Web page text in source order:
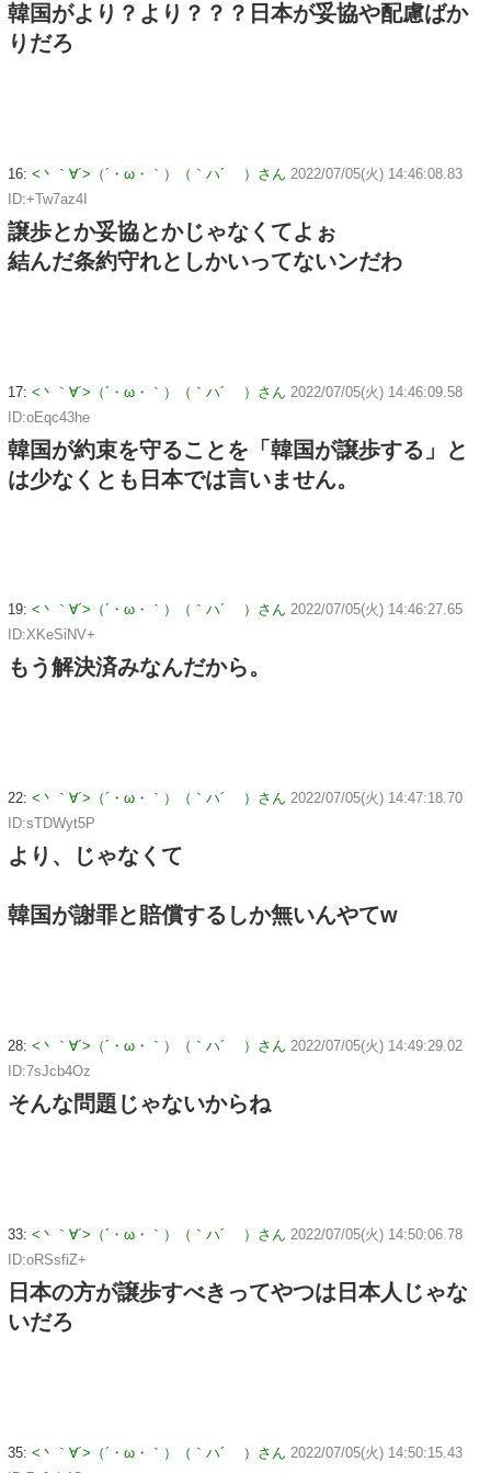
韓国がより？より？？？日本が妥協や配慮ばか
りだろ
16: <丶｀∀´>（´・ω・｀）（｀ハ´ ）さん 2022/07/05(火) 14:46:08.83
ID:+Tw7az4I
譲歩とか妥協とかじゃなくてよぉ
結んだ条約守れとしかいってないンだわ
17: <丶｀∀´>（´・ω・｀）（｀ハ´ ）さん 2022/07/05(火) 14:46:09.58
ID:oEqc43he
韓国が約束を守ることを「韓国が譲歩する」と
は少なくとも日本では言いません。
19: <丶｀∀´>（´・ω・｀）（｀ハ´ ）さん 2022/07/05(火) 14:46:27.65
ID:XKeSiNV+
もう解決済みなんだから。
22: <丶｀∀´>（´・ω・｀）（｀ハ´ ）さん 2022/07/05(火) 14:47:18.70
ID:sTDWyt5P
より、じゃなくて
韓国が謝罪と賠償するしか無いんやてw
28: <丶｀∀´>（´・ω・｀）（｀ハ´ ）さん 2022/07/05(火) 14:49:29.02
ID:7sJcb4Oz
そんな問題じゃないからね
33: <丶｀∀´>（´・ω・｀）（｀ハ´ ）さん 2022/07/05(火) 14:50:06.78
ID:oRSsfiZ+
日本の方が譲歩すべきってやつは日本人じゃな
いだろ
35: <丶｀∀´>（´・ω・｀）（｀ハ´ ）さん 2022/07/05(火) 14:50:15.43